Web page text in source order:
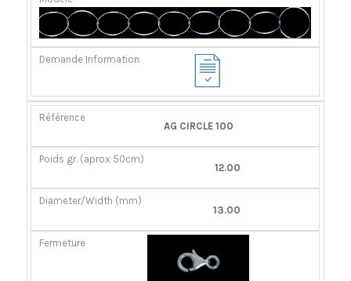
AG CIRCLE 100
12.00
13.00